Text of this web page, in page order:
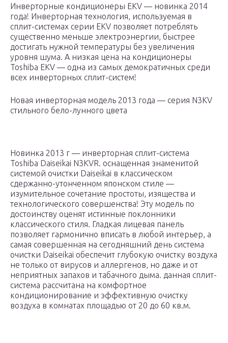
Инверторные кондиционеры EKV — новинка 2014
года! Инверторная технология, используемая в
сплит-системах серии EKV позволяет потреблять
существенно меньше электроэнергии, быстрее
достигать нужной температуры без увеличения
уровня шума. А низкая цена на кондиционеры
Toshiba EKV — одна из самых демократичных среди
всех инверторных сплит-систем!
Новая инверторная модель 2013 года — серия N3KV
стильного бело-лунного цвета
Новинка 2013 г — инверторная сплит-система
Toshiba Daiseikai N3KVR. оснащенная знаменитой
системой очистки Daiseikai в классическом
сдержанно-утонченном японском стиле —
изумительное сочетание простоты, изящества и
технологического совершенства! Эту модель по
достоинству оценят истинные поклонники
классического стиля. Гладкая лицевая панель
позволяет гармонично вписать в любой интерьер, а
самая совершенная на сегодняшний день система
очистки Daiseikai обеспечит глубокую очистку воздуха
не только от вирусов и аллергенов, но даже и от
неприятных запахов и табачного дыма. данная сплит-
система рассчитана на комфортное
кондиционирование и эффективную очистку
воздуха в комнатах площадью от 20 до 60 кв.м.